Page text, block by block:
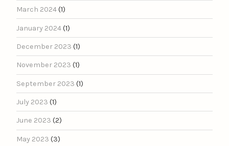
March 2024(1)
January 2024(1)
December 2023 (1)
November 2023 (1)
September 2023 (1)
July 2023 (1)
June 2023 (2)
May 2023 (3)